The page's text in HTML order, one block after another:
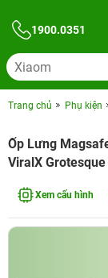
1900.0351
Trang chủ Phụ kiện
Ốp Lưng
ViralX
Xem cấu hình